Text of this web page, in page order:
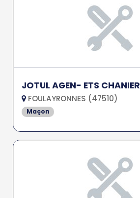
JOTUL AGEN- ETS CHANIER
FOULAYRONNES (47510)
Maçon